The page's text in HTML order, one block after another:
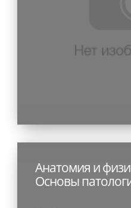
Анатомия и
Основы